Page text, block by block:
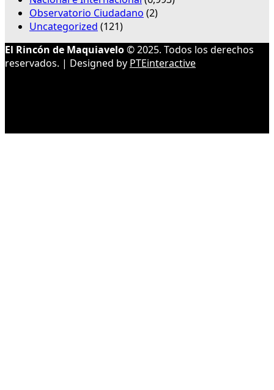
Observatorio Ciudadano (2)
Uncategorized (121)
El Rincón de Maquiavelo© 2025. Todos los derechos
reservados. | Designed by PTEinteractive